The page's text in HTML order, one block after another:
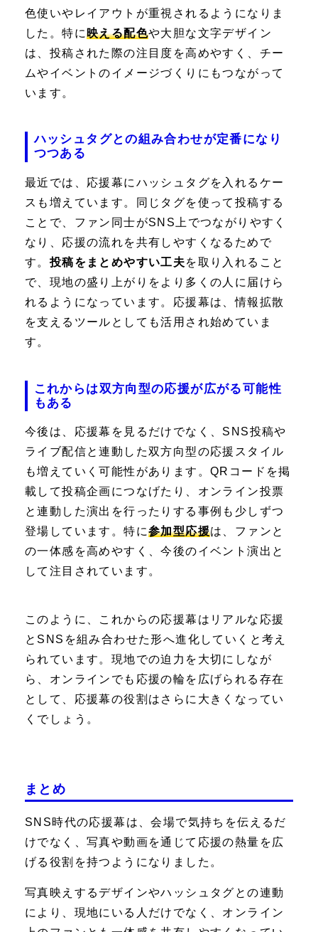
色使いやレイアウトが重視されるようになりま
した。特に映える配色や大胆な文字デザイン
は、投稿された際の注目度を高めやすく、チー
ムやイベントのイメージづくりにもつながって
います。
ハッシュタグとの組み合わせが定番になり
つつある
最近では、応援幕にハッシュタグを入れるケー
スも増えています。同じタグを使って投稿する
ことで、ファン同士がSNS上でつながりやすく
なり、応援の流れを共有しやすくなるためで
す。 投稿をまとめやすい工夫を取り入れること
で、現地の盛り上がりをより多くの人に届けら
れるようになっています。応援幕は、情報拡散
を支えるツールとしても活用され始めていま
す。
これからは双方向型の応援が広がる可能性
もある
今後は、応援幕を見るだけでなく、SNS投稿や
ライブ配信と連動した双方向型の応援スタイル
も増えていく可能性があります。QRコードを掲
載して投稿企画につなげたり、オンライン投票
と連動した演出を行ったりする事例も少しずつ
登場しています。特に参加型応援は、ファンと
の一体感を高めやすく、今後のイベント演出と
して注目されています。
このように、これからの応援幕はリアルな応援
とSNSを組み合わせた形へ進化していくと考え
られています。現地での迫力を大切にしなが
ら、オンラインでも応援の輪を広げられる存在
として、応援幕の役割はさらに大きくなってい
くでしょう。
まとめ
SNS時代の応援幕は、会場で気持ちを伝えるだ
けでなく、写真や動画を通じて応援の熱量を広
げる役割を持つようになりました。
写真映えするデザインやハッシュタグとの連動
により、現地にいる人だけでなく、オンライン